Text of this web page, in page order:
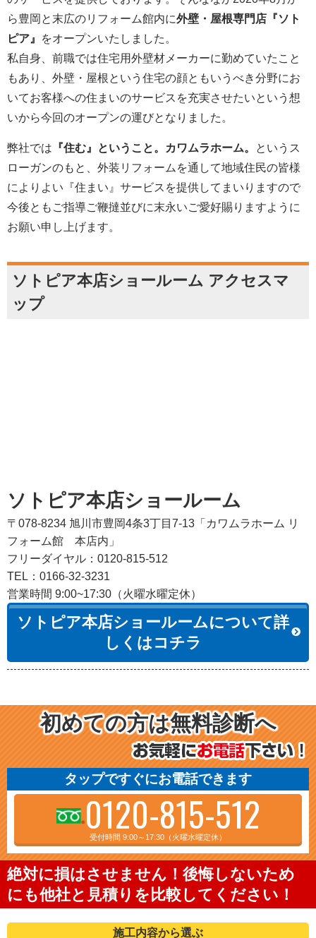
ら豊岡と末広のリフォーム館内に外壁・屋根専門店『ソト
ピア』
をオープンいたしました。
私自身、前職では住宅用外壁材メーカーに勤めていたこと
もあり、外壁・屋根という住宅の顔ともいうべき分野にお
いてお客様への住まいのサービスを充実させたいという想
いから今回のオープンの運びとなりました。
弊社では 『住む』ということ。カワムラホーム。
というス
ローガンのもと、外装リフォームを通して地域住民の皆様
によりよい『住まい』サービスを提供してまいりますので
今後ともご指導ご鞭撻並びに末永いご愛好賜りますように
お願い申し上げます。
ソトピア本店ショールーム アクセスマ
ップ
ソトピア本店ショールーム
〒078-8234 旭川市豊岡4条3丁目7-13「カワムラホーム リ
フォーム館 本店内」
フリーダイヤル：0120-815-512
TEL：0166-32-3231
営業時間 9:00~17:30（火曜水曜定休）
ソトピア本店ショールームについて詳
しくはコチラ
初めての方は無料診断へ
タップですぐにお電話できます
0120-815-512
受付時間 9:00～17:30（火曜水曜定休）
絶対に損はさせません！後悔しないため
にも他社と見積りを比較してください！
施工内容から選ぶ